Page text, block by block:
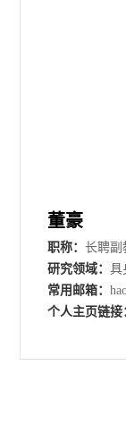
董豪
职称：长聘副
研究领域：具
常用邮箱：
个人主页链接